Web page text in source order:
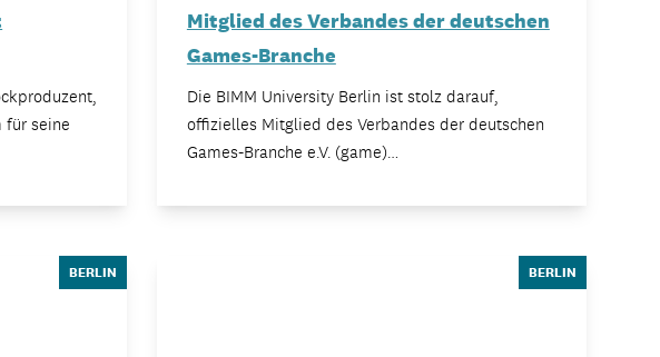
für seine
Mitglied des Verbandes der deutschen
Games-Branche
Die BIMM University Berlin ist stolz darauf,
offizielles Mitglied des Verbandes der deutschen
Games-Branche e.V. (game)…
BERLIN BERLIN